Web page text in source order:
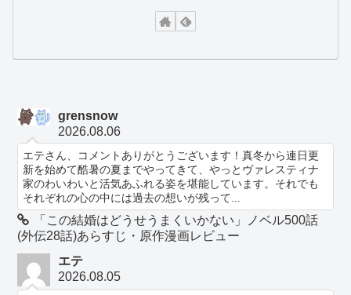
grensnow
2026.08.06
エテさん、コメントありがとうございます！真冬から連日更
新を始めて酷暑の夏までやってきて、やっとヴァレスティナ
家のわいわいと活気あふれる姿を堪能しています。それでも
それぞれの心の中には過去の想いが残って...
「この結婚はどうせうまくいかない」ノベル500話
(外伝28話)あらすじ・原作漫画レビュー
エテ
2026.08.05